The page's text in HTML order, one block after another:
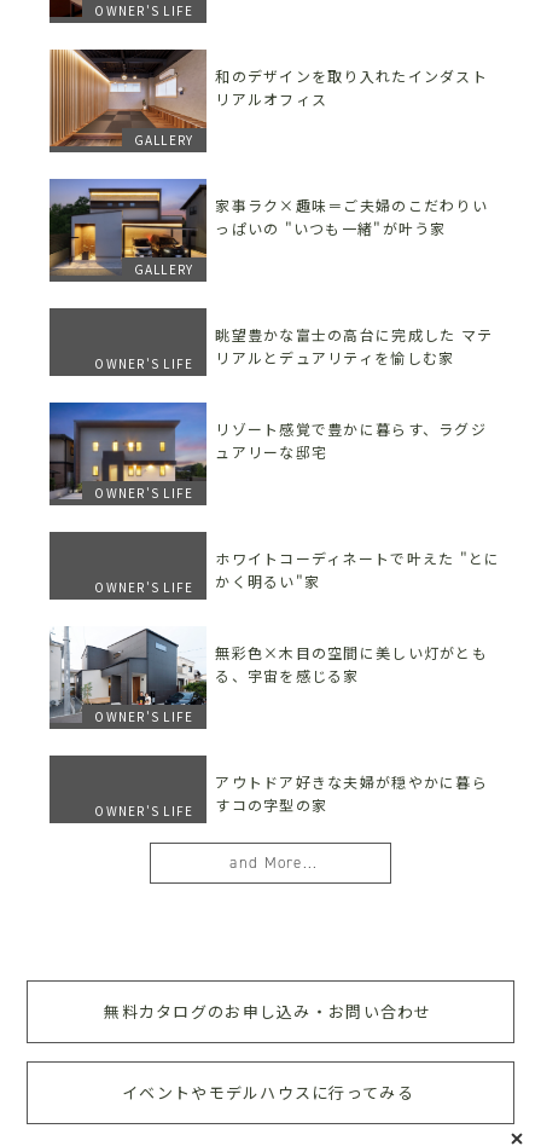
OWNER'S LIFE
GALLERY
和のデザインを取り入れたインダスト
リアルオフィス
GALLERY
家事ラク×趣味＝ご夫婦のこだわりい
っぱいの "いつも一緒"が叶う家
OWNER'S LIFE
眺望豊かな富士の高台に完成した マテ
リアルとデュアリティを愉しむ家
OWNER'S LIFE
リゾート感覚で豊かに暮らす、ラグジ
ュアリーな邸宅
OWNER'S LIFE
ホワイトコーディネートで叶えた "とに
かく明るい"家
OWNER'S LIFE
無彩色×木目の空間に美しい灯がとも
る、宇宙を感じる家
OWNER'S LIFE
アウトドア好きな夫婦が穏やかに暮ら
すコの字型の家
and More...
無料カタログのお申し込み・お問い合わせ
イベントやモデルハウスに行ってみる